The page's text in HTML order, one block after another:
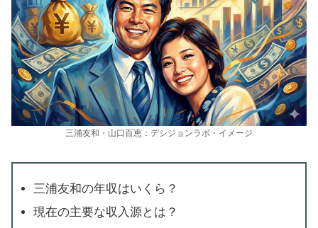
三浦友和・山口百恵：デシジョンラボ・イメージ
三浦友和の年収はいくら？
現在の主要な収入源とは？